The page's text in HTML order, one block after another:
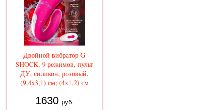
Двойной вибратор G
SHOCK, 9 режимов, пульт
ДУ, силикон, розовый,
(9,4х3,1) см; (4х1,2) см
1630 руб.